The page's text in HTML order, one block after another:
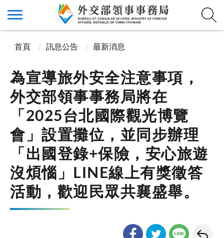
首頁 訊息公告 最新消息
為宣導旅外安全注意事項，
外交部領事事務局將在
「2025台北國際觀光博覽
會」設置攤位，並同步辦理
「出國登錄+保險，安心旅遊
沒煩惱」LINE線上有獎徵答
活動，歡迎民眾共襄盛舉。